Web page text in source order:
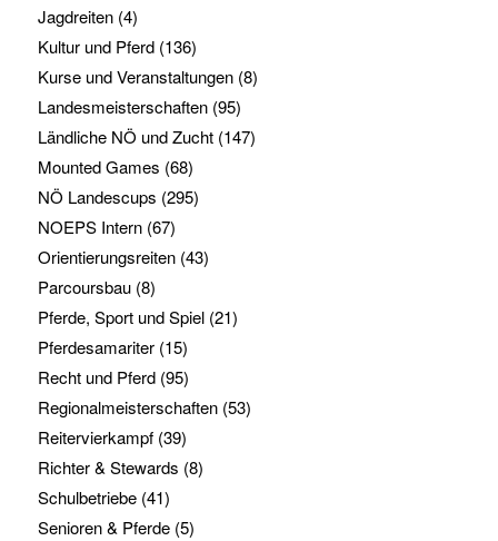
Jagdreiten(4)
Kultur und Pferd(136)
Kurse und Veranstaltungen(8)
Landesmeisterschaften(95)
Ländliche NÖ und Zucht(147)
Mounted Games (68)
NÖ Landescups (295)
NOEPS Intern(67)
Orientierungsreiten(43)
Parcoursbau(8)
Pferde, Sport und Spiel(21)
Pferdesamariter(15)
Recht und Pferd(95)
Regionalmeisterschaften(53)
Reitervierkampf(39)
Richter & Stewards (8)
Schulbetriebe(41)
Senioren & Pferde(5)